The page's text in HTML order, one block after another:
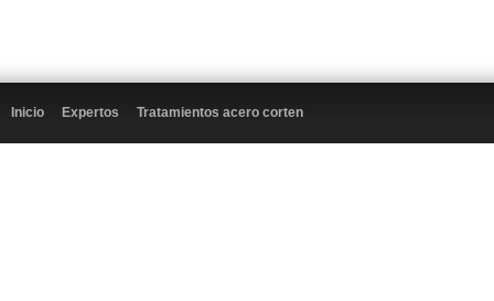
Inicio Expertos Tratamientos acero corten